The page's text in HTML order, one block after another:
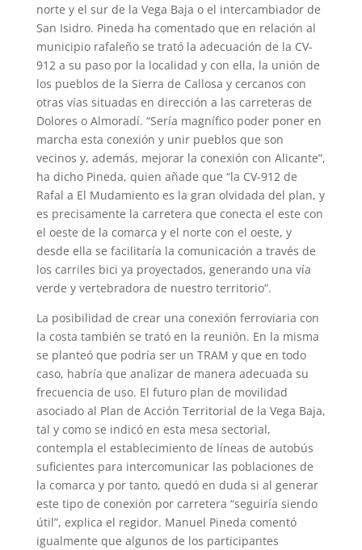
norte y el sur de la Vega Baja o el intercambiador de
San Isidro. Pineda ha comentado que en relación al
municipio rafaleño se trató la adecuación de la CV-
912 a su paso por la localidad y con ella, la unión de
los pueblos de la Sierra de Callosa y cercanos con
otras vías situadas en dirección a las carreteras de
Dolores o Almoradí. “Sería magnífico poder poner en
marcha esta conexión y unir pueblos que son
vecinos y, además, mejorar la conexión con Alicante”,
ha dicho Pineda, quien añade que “la CV-912 de
Rafal a El Mudamiento es la gran olvidada del plan, y
es precisamente la carretera que conecta el este con
el oeste de la comarca y el norte con el oeste, y
desde ella se facilitaría la comunicación a través de
los carriles bici ya proyectados, generando una vía
verde y vertebradora de nuestro territorio”.
La posibilidad de crear una conexión ferroviaria con
la costa también se trató en la reunión. En la misma
se planteó que podría ser un TRAM y que en todo
caso, habría que analizar de manera adecuada su
frecuencia de uso. El futuro plan de movilidad
asociado al Plan de Acción Territorial de la Vega Baja,
tal y como se indicó en esta mesa sectorial,
contempla el establecimiento de líneas de autobús
suficientes para intercomunicar las poblaciones de
la comarca y por tanto, quedó en duda si al generar
este tipo de conexión por carretera “seguiría siendo
útil”, explica el regidor. Manuel Pineda comentó
igualmente que algunos de los participantes